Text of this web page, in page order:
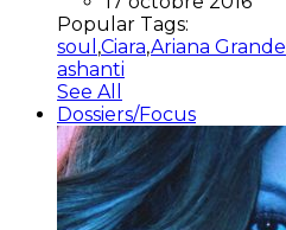
Popular Tags:
soul ,Ciara,Ariana Grande
ashanti
See All
Dossiers/Focus